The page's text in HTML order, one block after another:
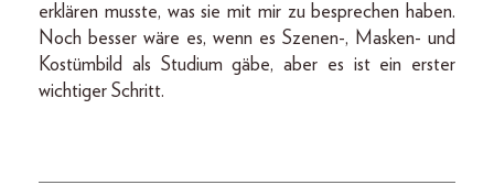
erklären musste, was sie mit mir zu besprechen haben.
Noch besser wäre es, wenn es Szenen-, Masken- und
Kostümbild als Studium gäbe, aber es ist ein erster
wichtiger Schritt.